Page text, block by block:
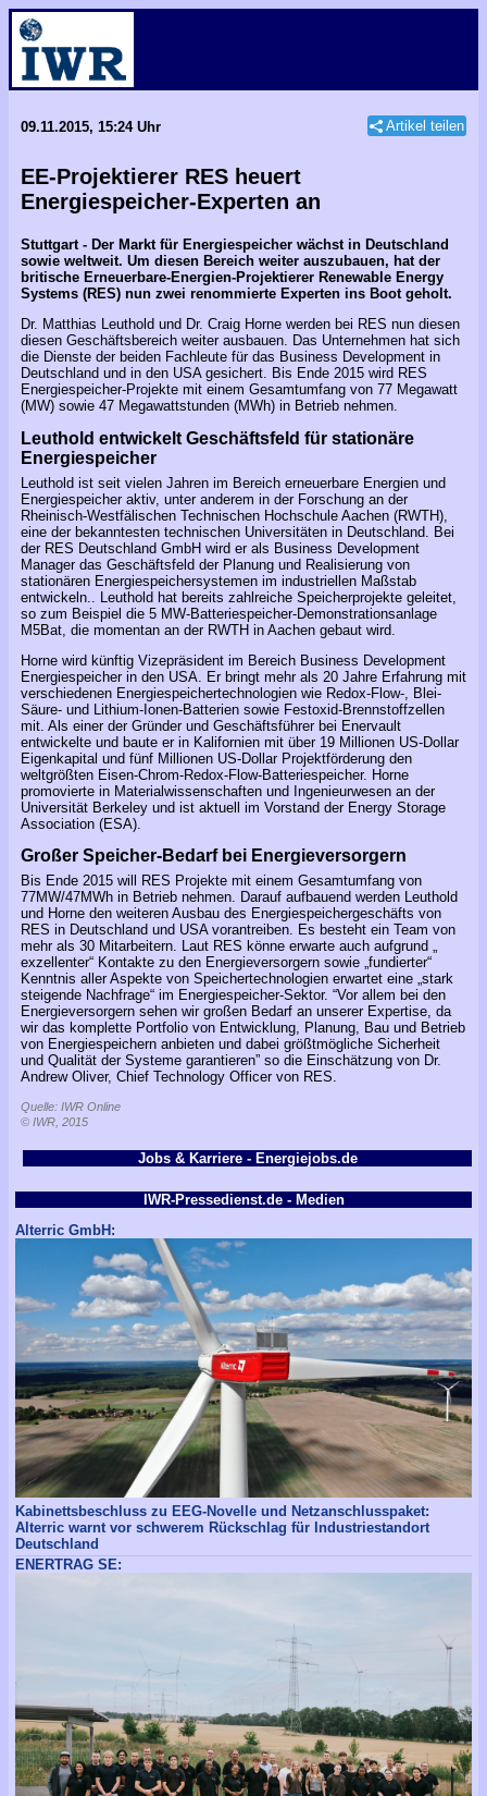
09.11.2015, 15:24 Uhr Artikel teilen
EE-Projektierer RES heuert
Energiespeicher-Experten an
Stuttgart - Der Markt für Energiespeicher wächst in Deutschland
sowie weltweit. Um diesen Bereich weiter auszubauen, hat der
britische Erneuerbare-Energien-Projektierer Renewable Energy
Systems (RES) nun zwei renommierte Experten ins Boot geholt.
Dr. Matthias Leuthold und Dr. Craig Horne werden bei RES nun diesen
diesen Geschäftsbereich weiter ausbauen. Das Unternehmen hat sich
die Dienste der beiden Fachleute für das Business Development in
Deutschland und in den USA gesichert. Bis Ende 2015 wird RES
Energiespeicher-Projekte mit einem Gesamtumfang von 77 Megawatt
(MW) sowie 47 Megawattstunden (MWh) in Betrieb nehmen.
Leuthold entwickelt Geschäftsfeld für stationäre
Energiespeicher
Leuthold ist seit vielen Jahren im Bereich erneuerbare Energien und
Energiespeicher aktiv, unter anderem in der Forschung an der
Rheinisch-Westfälischen Technischen Hochschule Aachen (RWTH),
eine der bekanntesten technischen Universitäten in Deutschland. Bei
der RES Deutschland GmbH wird er als Business Development
Manager das Geschäftsfeld der Planung und Realisierung von
stationären Energiespeichersystemen im industriellen Maßstab
entwickeln.. Leuthold hat bereits zahlreiche Speicherprojekte geleitet,
so zum Beispiel die 5 MW-Batteriespeicher-Demonstrationsanlage
M5Bat, die momentan an der RWTH in Aachen gebaut wird.
Horne wird künftig Vizepräsident im Bereich Business Development
Energiespeicher in den USA. Er bringt mehr als 20 Jahre Erfahrung mit
verschiedenen Energiespeichertechnologien wie Redox-Flow-, Blei-
Säure- und Lithium-Ionen-Batterien sowie Festoxid-Brennstoffzellen
mit. Als einer der Gründer und Geschäftsführer bei Enervault
entwickelte und baute er in Kalifornien mit über 19 Millionen US-Dollar
Eigenkapital und fünf Millionen US-Dollar Projektförderung den
weltgrößten Eisen-Chrom-Redox-Flow-Batteriespeicher. Horne
promovierte in Materialwissenschaften und Ingenieurwesen an der
Universität Berkeley und ist aktuell im Vorstand der Energy Storage
Association (ESA).
Großer Speicher-Bedarf bei Energieversorgern
Bis Ende 2015 will RES Projekte mit einem Gesamtumfang von
77MW/47MWh in Betrieb nehmen. Darauf aufbauend werden Leuthold
und Horne den weiteren Ausbau des Energiespeichergeschäfts von
RES in Deutschland und USA vorantreiben. Es besteht ein Team von
mehr als 30 Mitarbeitern. Laut RES könne erwarte auch aufgrund „
exzellenter“ Kontakte zu den Energieversorgern sowie „fundierter“
Kenntnis aller Aspekte von Speichertechnologien erwartet eine „stark
steigende Nachfrage“ im Energiespeicher-Sektor. “Vor allem bei den
Energieversorgern sehen wir großen Bedarf an unserer Expertise, da
wir das komplette Portfolio von Entwicklung, Planung, Bau und Betrieb
von Energiespeichern anbieten und dabei größtmögliche Sicherheit
und Qualität der Systeme garantieren” so die Einschätzung von Dr.
Andrew Oliver, Chief Technology Officer von RES.
Quelle: IWR Online
© IWR, 2015
Jobs & Karriere - Energiejobs.de
IWR-Pressedienst.de - Medien
Alterric GmbH:
Kabinettsbeschluss zu EEG-Novelle und Netzanschlusspaket:
Alterric warnt vor schwerem Rückschlag für Industriestandort
Deutschland
ENERTRAG SE: